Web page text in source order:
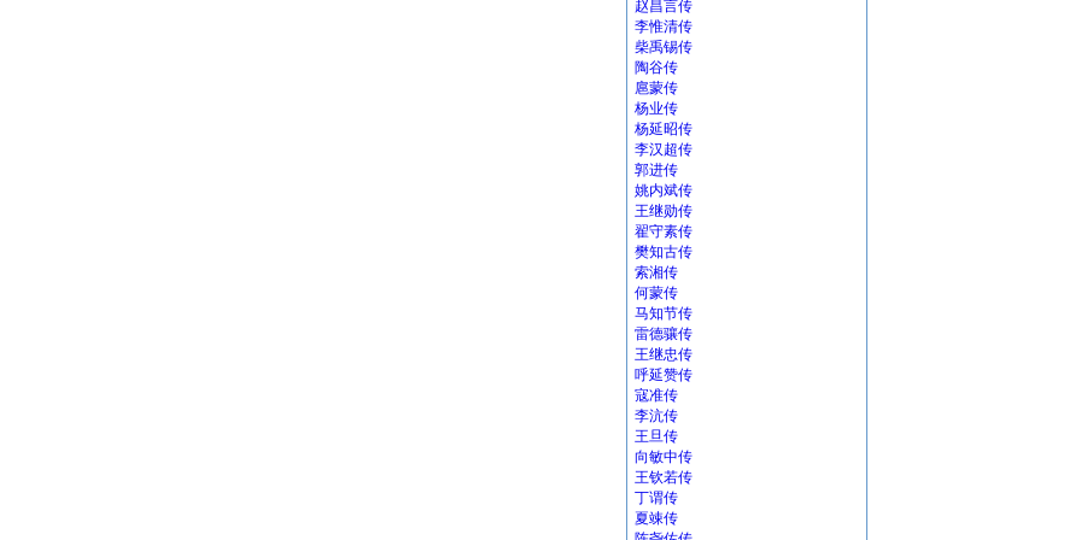
赵昌言传
李惟清传
柴禹锡传
陶谷传
扈蒙传
杨业传
杨延昭传
李汉超传
郭进传
姚内斌传
王继勋传
翟守素传
樊知古传
索湘传
何蒙传
马知节传
雷德骧传
王继忠传
呼延赞传
寇准传
李沆传
王旦传
向敏中传
王钦若传
丁谓传
夏竦传